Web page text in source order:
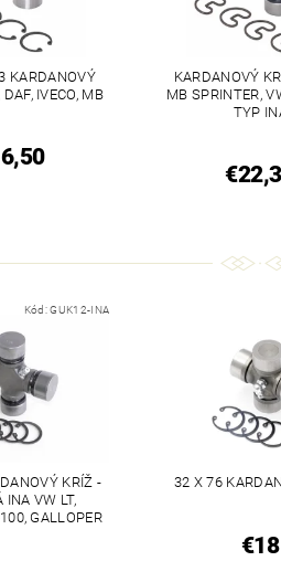
KARDANOVÝ
IVECO, MB
KARDANOVÝ
MB SPRINTER,
TYP
Kód:GUK12-INA
KRÍŽ -
INA VW LT,
GALLOPER
32 X 76
€18